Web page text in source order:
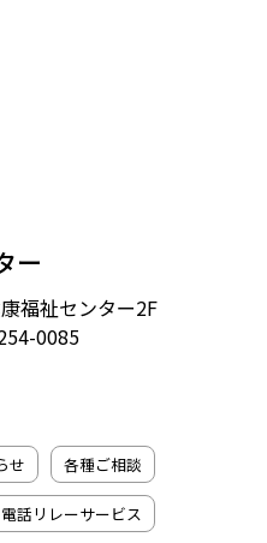
ー
福祉センター2F
0085
せ 各種ご相談
話リレーサービス